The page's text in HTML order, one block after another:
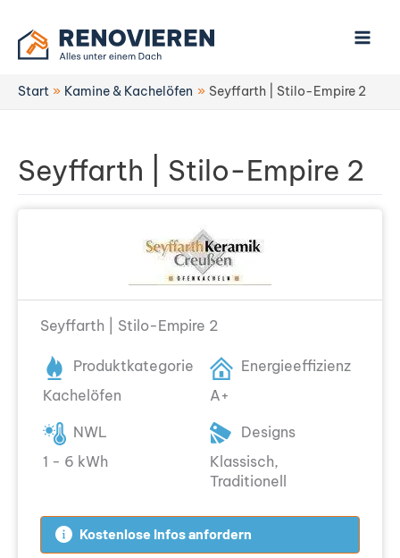
Inhalt
springen
Start Kamine & Kachelöfen Seyffarth | Stilo-Empire 2
Seyffarth | Stilo-Empire 2
Seyffarth | Stilo-Empire 2
Produktkategorie
Kachelöfen
Energieeffizienz
A+
NWL
1 - 6 kWh
Designs
Klassisch,
Traditionell
Kostenlose Infos anfordern